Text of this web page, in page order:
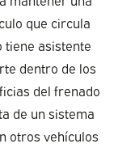
que circula
tiene asistente
dentro de los
del frenado
de un sistema
otros vehículos